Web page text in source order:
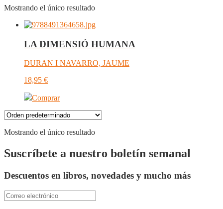
Mostrando el único resultado
LA DIMENSIÓ HUMANA
DURAN I NAVARRO, JAUME
18,95 €
Comprar
Mostrando el único resultado
Suscríbete a nuestro boletín semanal
Descuentos en libros, novedades y mucho más